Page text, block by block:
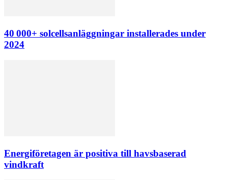
40 000+ solcellsanläggningar installerades under
2024
Energiföretagen är positiva till havsbaserad
vindkraft